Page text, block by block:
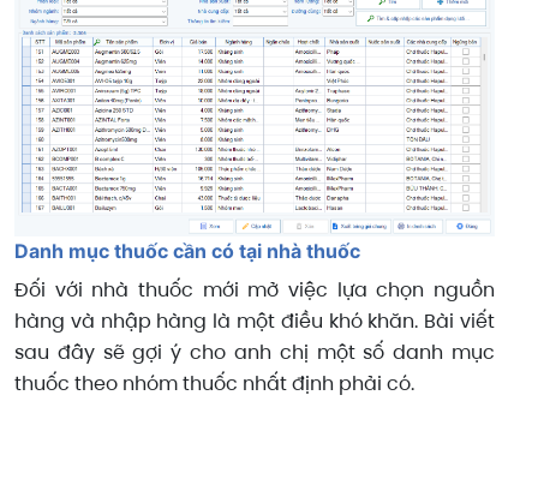
Danh mục thuốc cần có tại nhà thuốc
Đối với nhà thuốc mới mở việc lựa chọn nguồn
hàng và nhập hàng là một điều khó khăn. Bài viết
sau đây sẽ gợi ý cho anh chị một số danh mục
thuốc theo nhóm thuốc nhất định phải có.